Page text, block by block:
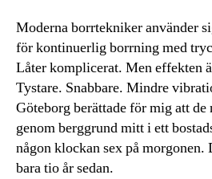
Moderna borrtekniker använder
för kontinuerlig borrning med
Låter komplicerat. Men effekten
Tystare. Snabbare. Mindre
Göteborg berättade för mig att de
genom berggrund mitt i ett
någon klockan sex på
bara tio år sedan.